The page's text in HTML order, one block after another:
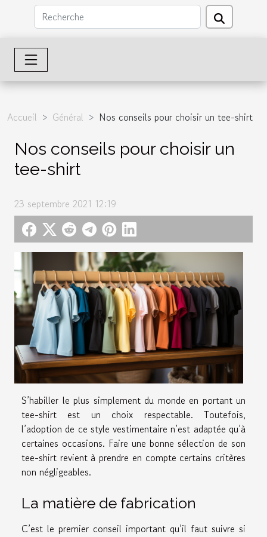
Accueil Général Nos conseils pour choisir un tee-shirt
Nos conseils pour choisir un
tee-shirt
23 septembre 2021 12:19
S’habiller le plus simplement du monde en portant un
tee-shirt est un choix respectable. Toutefois,
l’adoption de ce style vestimentaire n’est adaptée qu’à
certaines occasions. Faire une bonne sélection de son
tee-shirt revient à prendre en compte certains critères
non négligeables.
La matière de fabrication
C’est le premier conseil important qu’il faut suivre si